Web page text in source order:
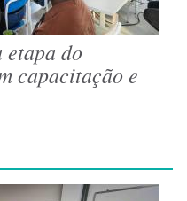
etapa do
capacitação e